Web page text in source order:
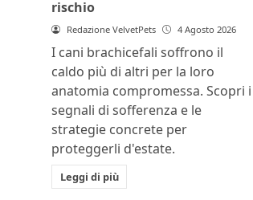
rischio
Redazione VelvetPets 4 Agosto 2026
I cani brachicefali soffrono il
caldo più di altri per la loro
anatomia compromessa. Scopri i
segnali di sofferenza e le
strategie concrete per
proteggerli d'estate.
Leggi di più